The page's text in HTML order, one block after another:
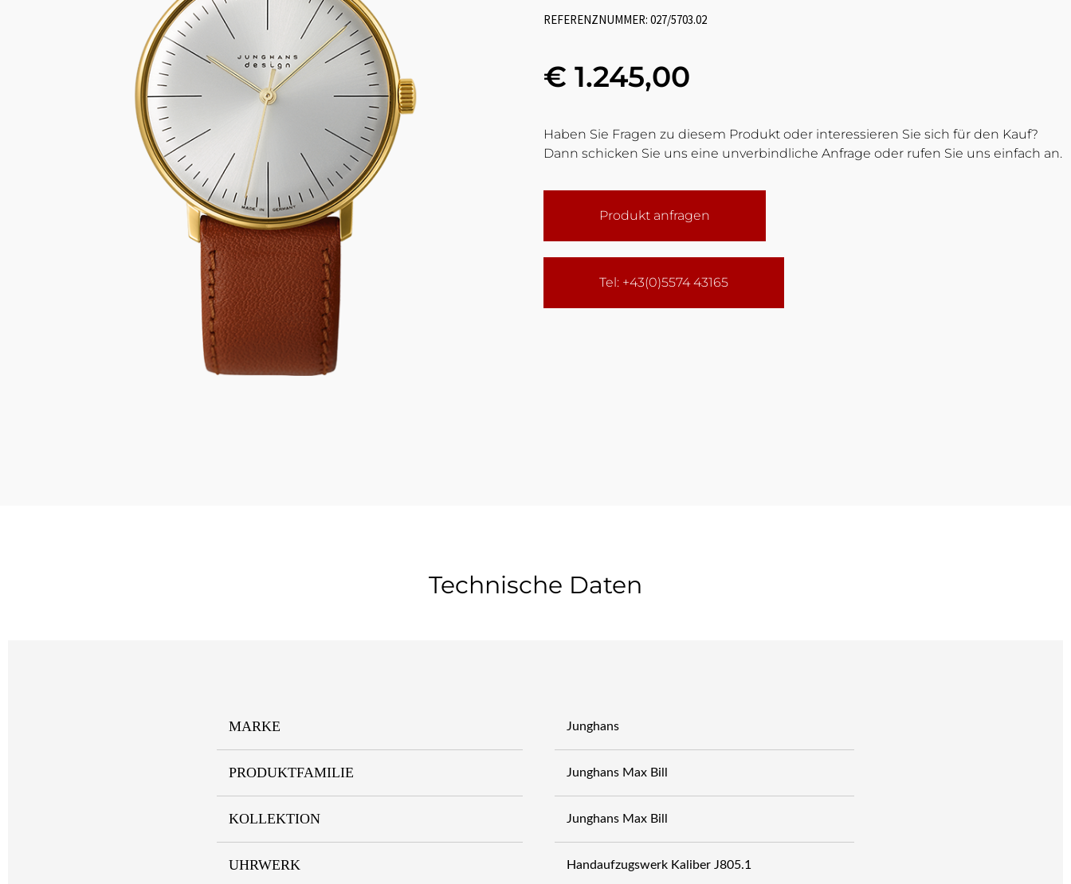
REFERENZNUMMER: 027/5703.02
€ 1.245,00
Haben Sie Fragen zu diesem Produkt oder interessieren Sie sich für den Kauf?
Dann schicken Sie uns eine unverbindliche Anfrage oder rufen Sie uns einfach an.
Produkt anfragen
Tel: +43(0)5574 43165
Technische Daten
MARKE Junghans
PRODUKTFAMILIE Junghans Max Bill
KOLLEKTION Junghans Max Bill
UHRWERK Handaufzugswerk Kaliber J805.1